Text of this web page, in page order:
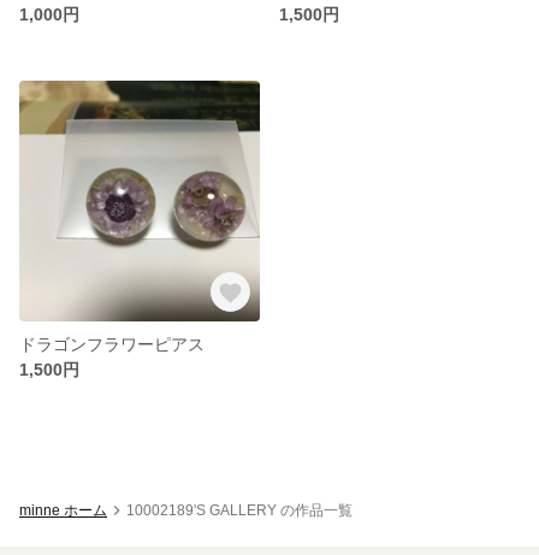
1,000円
1,500円
ドラゴンフラワーピアス
1,500円
minne ホーム 10002189'S GALLERY の作品一覧